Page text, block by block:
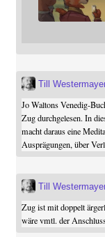
Till
Jo Waltons Venedig-
Zug durchgelesen. In
macht daraus eine
Ausprägungen, über
Till
Zug ist mit doppelt
wäre vmtl. der